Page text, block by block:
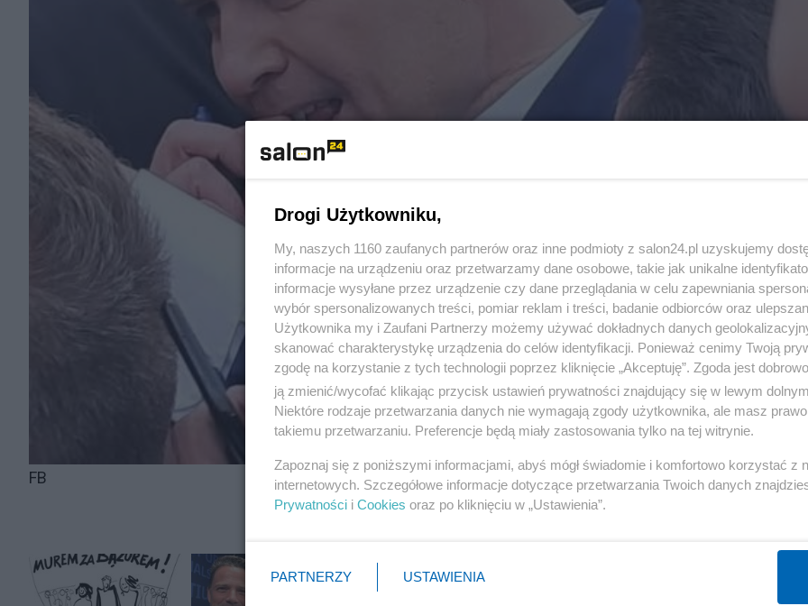
FB
Drogi Użytkowniku,
My, naszych 1160 zaufanych partnerów oraz inne podmioty z salon24.pl uzyskujemy
informacje na urządzeniu oraz przetwarzamy dane osobowe, takie jak unikalne
informacje wysyłane przez urządzenie czy dane przeglądania w celu zapewniania
wybór spersonalizowanych treści, pomiar reklam i treści, badanie odbiorców oraz
Użytkownika my i Zaufani Partnerzy możemy używać dokładnych danych
skanować charakterystykę urządzenia do celów identyfikacji. Ponieważ cenimy Twoją
zgodę na korzystanie z tych technologii poprzez kliknięcie „Akceptuję”. Zgoda jest
ją zmienić/wycofać klikając przycisk ustawień prywatności znajdujący się w lewym
Niektóre rodzaje przetwarzania danych nie wymagają zgody użytkownika, ale masz
takiemu przetwarzaniu. Preferencje będą miały zastosowania tylko na tej witrynie.
Zapoznaj się z poniższymi informacjami, abyś mógł świadomie i komfortowo korzystać z
internetowych. Szczegółowe informacje dotyczące przetwarzania Twoich danych
Prywatności i Cookies oraz po kliknięciu w „Ustawienia”.
PARTNERZY USTAWIENIA